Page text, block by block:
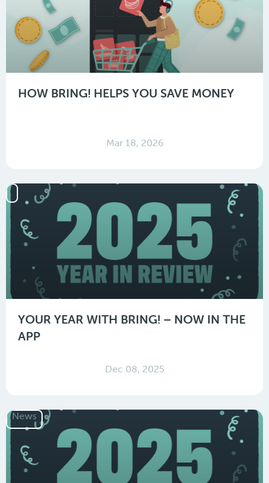
HOW BRING! HELPS YOU SAVE MONEY
Mar 18, 2026
YOUR YEAR WITH BRING! – NOW IN THE
APP
Dec 08, 2025
News